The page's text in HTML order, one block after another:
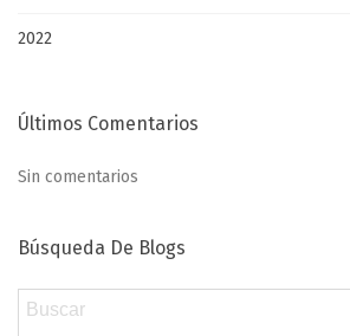
2022
Últimos Comentarios
Sin comentarios
Búsqueda De Blogs